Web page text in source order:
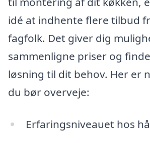
idé at indhente flere tilbud
fagfolk. Det giver dig
sammenligne priser og
løsning til dit behov. Her er
du bør overveje:
Erfaringsniveauet hos